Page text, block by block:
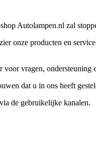
Autolampen.nl zal
onze producten en
vragen,
dat u in ons heeft
de gebruikelijke kanalen.